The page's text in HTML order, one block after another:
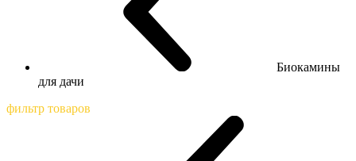
Биокамины
для дачи
фильтр товаров